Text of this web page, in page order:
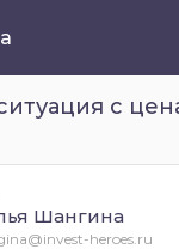
с
Шангина
heroes.ru